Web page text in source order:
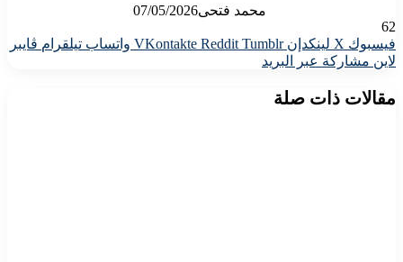
محمد فتحى07/05/2026
62
فيسبوك X لينكدإن واتساب تيلقرام ڤايبر
لاين مشاركة عبر البريد
مقالات ذات صلة